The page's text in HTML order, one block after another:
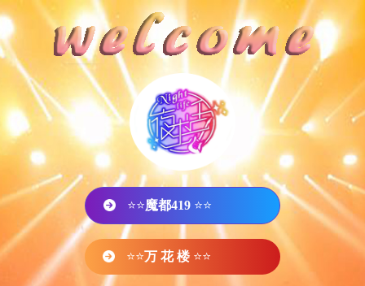
⭐⭐魔都419 ⭐⭐
⭐⭐万 花 楼 ⭐⭐